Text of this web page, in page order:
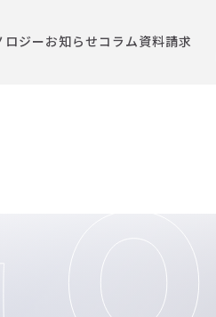
ロジーお知らせコラム資料請求